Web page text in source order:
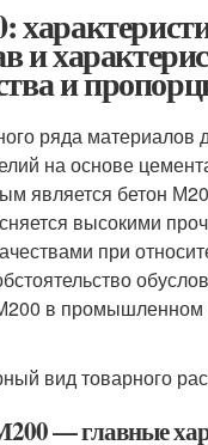
и
и
ряда материалов
на основе
является бетон
высокими
при
в промышленном
вид товарного
— главные